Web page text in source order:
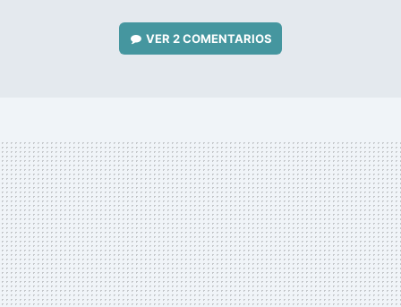
VER2 COMENTARIOS